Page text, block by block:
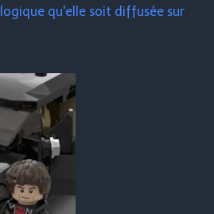
qu'elle soit diffusée sur